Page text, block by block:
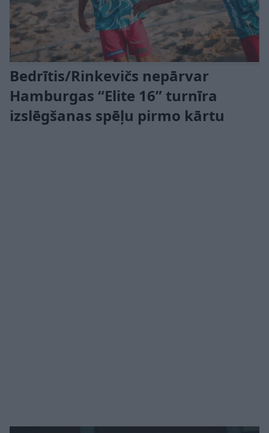
Bedrītis/Rinkevičs nepārvar
Hamburgas “Elite 16” turnīra
izslēgšanas spēļu pirmo kārtu